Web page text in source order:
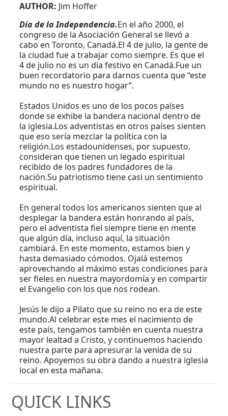
AUTHOR: Jim Hoffer
Día de la Independencia.En el año 2000, el
congreso de la Asociación General se llevó a
cabo en Toronto, Canadá.El 4 de julio, la gente de
la ciudad fue a trabajar como siempre. Es que el
4 de julio no es un día festivo en Canadá.Fue un
buen recordatorio para darnos cuenta que “este
mundo no es nuestro hogar”.
Estados Unidos es uno de los pocos países
donde se exhibe la bandera nacional dentro de
la iglesia.Los adventistas en otros países sienten
que eso sería mezclar la política con la
religión.Los estadounidenses, por supuesto,
consideran que tienen un legado espiritual
recibido de los padres fundadores de la
nación.Su patriotismo tiene casi un sentimiento
espiritual.
En general todos los americanos sienten que al
desplegar la bandera están honrando al país,
pero el adventista fiel siempre tiene en mente
que algún día, incluso aquí, la situación
cambiará. En este momento, estamos bien y
hasta demasiado cómodos. Ojalá estemos
aprovechando al máximo estas condiciones para
ser fieles en nuestra mayordomía y en compartir
el Evangelio con los que nos rodean.
Jesús le dijo a Pilato que su reino no era de este
mundo.Al celebrar este mes el nacimiento de
este país, tengamos también en cuenta nuestra
mayor lealtad a Cristo, y continuemos haciendo
nuestra parte para apresurar la venida de su
reino. Apoyemos su obra dando a nuestra iglesia
local en esta mañana.
QUICK LINKS